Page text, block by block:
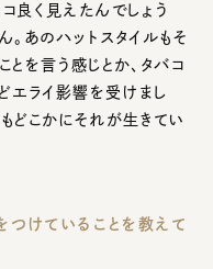
良く見えたんでしょう
。あのハットスタイルもそ
とを言う感じとか、タバコ
エライ影響を受けまし
どこかにそれが生きてい
けていることを教えて